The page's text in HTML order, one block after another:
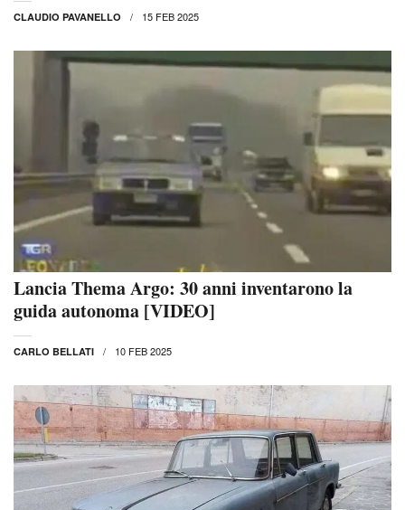
CLAUDIO PAVANELLO 15 FEB 2025
Lancia Thema Argo: 30 anni inventarono la
guida autonoma [VIDEO]
CARLO BELLATI 10 FEB 2025